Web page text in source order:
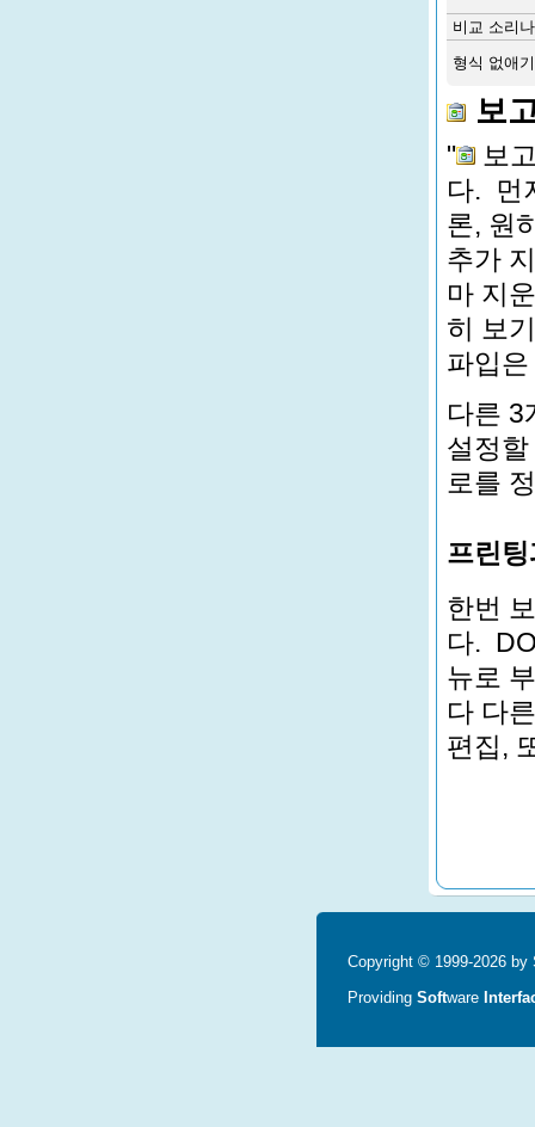
비교 소리
형식 없애기
보
"
보
다. 먼
론, 원
추가
마 지
히 보
파입
다른 3
설정
로를
프린
한번
다.
뉴로
다 다
편집,
Copyright © 1999-2026
Providing Software